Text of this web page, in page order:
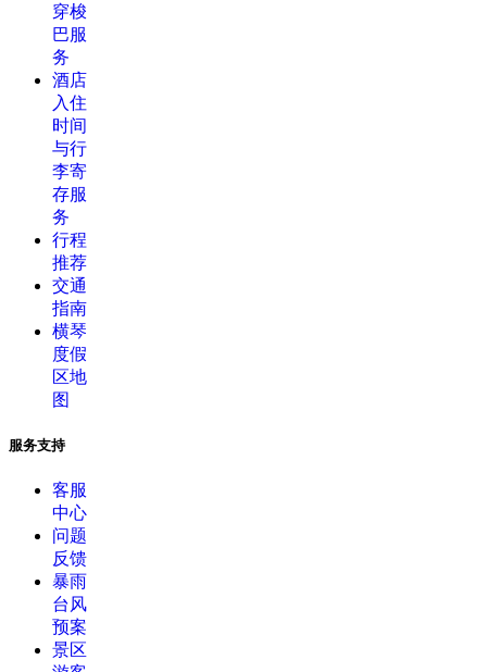
穿梭
巴服
务
酒店
入住
时间
与行
李寄
存服
务
行程
推荐
交通
指南
横琴
度假
区地
图
服务支持
客服
中心
问题
反馈
暴雨
台风
预案
景区